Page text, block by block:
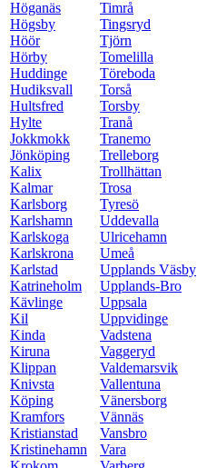
Höganäs
Högsby
Höör
Hörby
Huddinge
Hudiksvall
Hultsfred
Hylte
Jokkmokk
Jönköping
Kalix
Kalmar
Karlsborg
Karlshamn
Karlskoga
Karlskrona
Karlstad
Katrineholm
Kävlinge
Kil
Kinda
Kiruna
Klippan
Knivsta
Köping
Kramfors
Kristianstad
Kristinehamn
Timrå
Tingsryd
Tjörn
Tomelilla
Töreboda
Torså
Torsby
Tranå
Tranemo
Trelleborg
Trollhättan
Trosa
Tyresö
Uddevalla
Ulricehamn
Umeå
Upplands Väsby
Upplands-Bro
Uppsala
Uppvidinge
Vadstena
Vaggeryd
Valdemarsvik
Vallentuna
Vänersborg
Vännäs
Vansbro
Vara